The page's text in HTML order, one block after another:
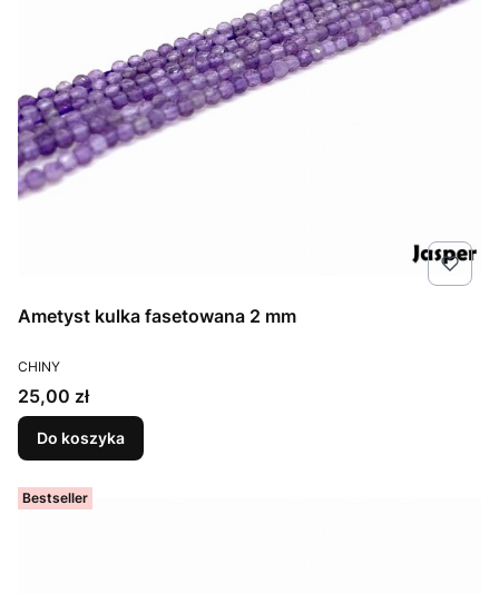
Ametyst kulka fasetowana 2 mm
PRODUCENT
CHINY
Cena
25,00 zł
Do koszyka
Bestseller